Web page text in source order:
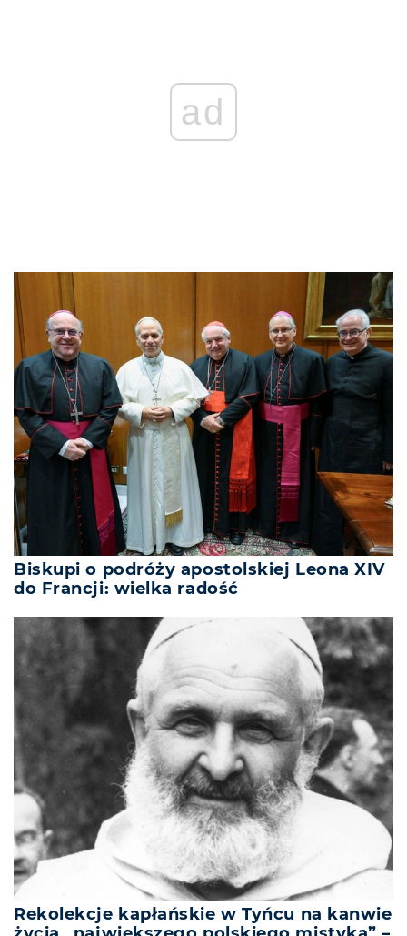
ad
Biskupi o podróży apostolskiej Leona XIV
do Francji: wielka radość
Rekolekcje kapłańskie w Tyńcu na kanwie